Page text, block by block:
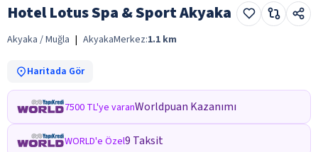
Hotel Lotus Spa & Sport Akyaka
Akyaka / Muğla | AkyakaMerkez:1.1 km
Haritada Gör
7500 TL'ye varanWorldpuan Kazanımı
WORLD'e Özel9 Taksit